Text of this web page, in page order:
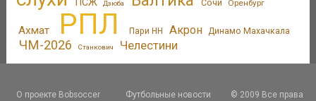
Дзюба Сочи Оренбург
Ахмат РПЛ Пари НН Акрон Динамо Махачкала
ЧМ-2026 Станкович Челестини
О проекте Bobsoccer
Футбольные новости
© 2009 Все права